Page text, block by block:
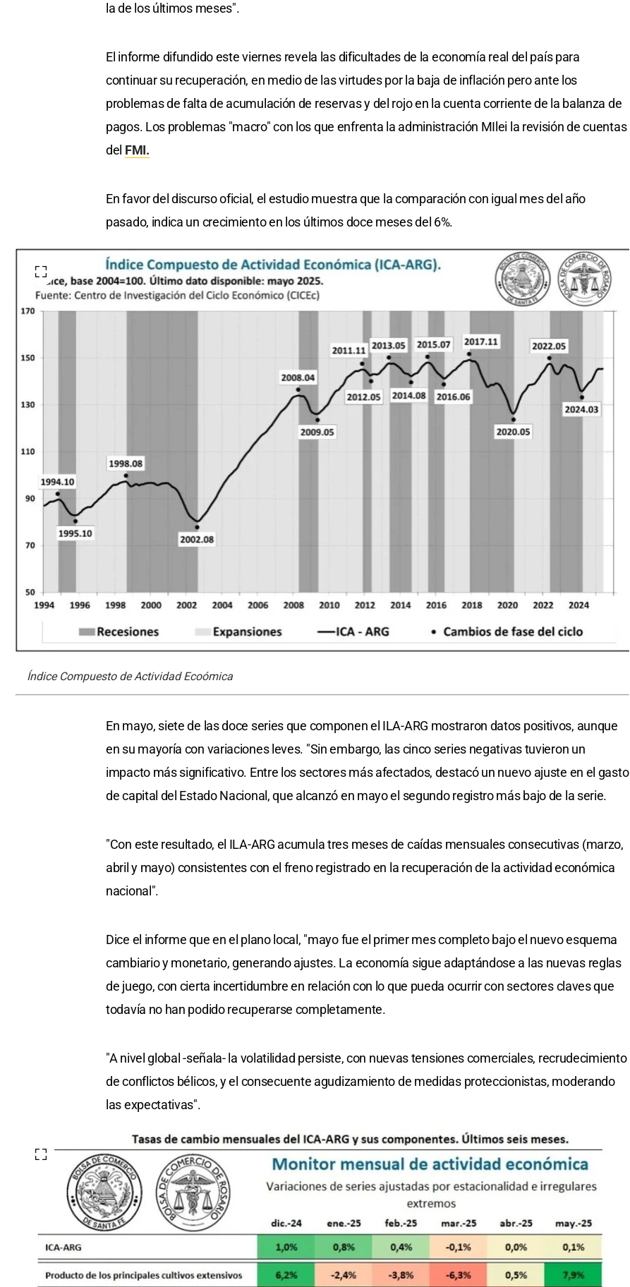
la de los últimos meses".
El informe difundido este viernes revela las dificultades de la economía real del país para
continuar su recuperación, en medio de las virtudes por la baja de inflación pero ante los
problemas de falta de acumulación de reservas y del rojo en la cuenta corriente de la balanza de
pagos. Los problemas "macro" con los que enfrenta la administración MIlei la revisión de cuentas
del FMI.
En favor del discurso oficial, el estudio muestra que la comparación con igual mes del año
pasado, indica un crecimiento en los últimos doce meses del 6%.
Índice Compuesto de Actividad Ecoómica
En mayo, siete de las doce series que componen el ILA-ARG mostraron datos positivos, aunque
en su mayoría con variaciones leves. "Sin embargo, las cinco series negativas tuvieron un
impacto más significativo. Entre los sectores más afectados, destacó un nuevo ajuste en el gasto
de capital del Estado Nacional, que alcanzó en mayo el segundo registro más bajo de la serie.
"Con este resultado, el ILA-ARG acumula tres meses de caídas mensuales consecutivas (marzo,
abril y mayo) consistentes con el freno registrado en la recuperación de la actividad económica
nacional".
Dice el informe que en el plano local, "mayo fue el primer mes completo bajo el nuevo esquema
cambiario y monetario, generando ajustes. La economía sigue adaptándose a las nuevas reglas
de juego, con cierta incertidumbre en relación con lo que pueda ocurrir con sectores claves que
todavía no han podido recuperarse completamente.
"A nivel global -señala- la volatilidad persiste, con nuevas tensiones comerciales, recrudecimiento
de conflictos bélicos, y el consecuente agudizamiento de medidas proteccionistas, moderando
las expectativas".